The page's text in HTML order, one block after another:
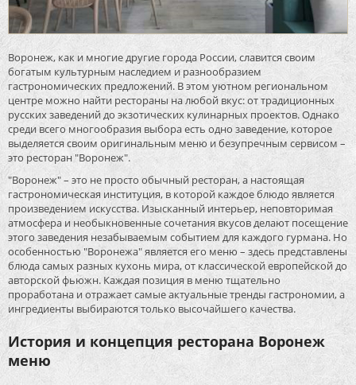
Воронеж, как и многие другие города России, славится своим
богатым культурным наследием и разнообразием
гастрономических предложений. В этом уютном региональном
центре можно найти рестораны на любой вкус: от традиционных
русских заведений до экзотических кулинарных проектов. Однако
среди всего многообразия выбора есть одно заведение, которое
выделяется своим оригинальным меню и безупречным сервисом –
это ресторан "Воронеж".
"Воронеж" – это не просто обычный ресторан, а настоящая
гастрономическая институция, в которой каждое блюдо является
произведением искусства. Изысканный интерьер, неповторимая
атмосфера и необыкновенные сочетания вкусов делают посещение
этого заведения незабываемым событием для каждого гурмана. Но
особенностью "Воронежа" является его меню – здесь представлены
блюда самых разных кухонь мира, от классической европейской до
авторской фьюжн. Каждая позиция в меню тщательно
проработана и отражает самые актуальные тренды гастрономии, а
ингредиенты выбираются только высочайшего качества.
История и концепция ресторана Воронеж
меню